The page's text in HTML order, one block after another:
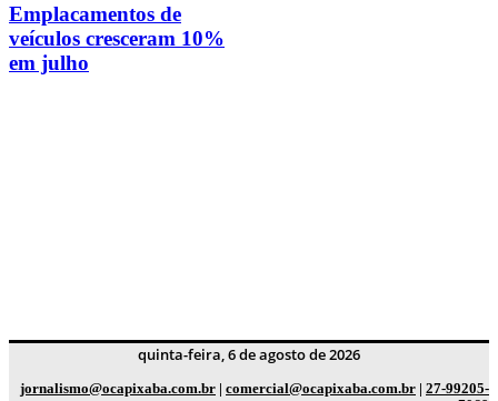
Emplacamentos de
veículos cresceram 10%
em julho
quinta-feira, 6 de agosto de 2026
jornalismo@ocapixaba.com.br | comercial@ocapixaba.com.br | 27-99205-